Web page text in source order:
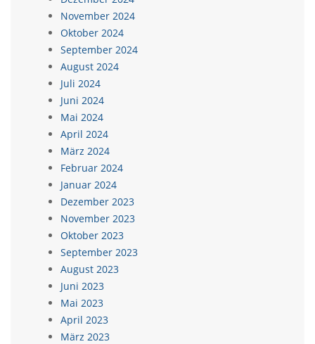
November 2024
Oktober 2024
September 2024
August 2024
Juli 2024
Juni 2024
Mai 2024
April 2024
März 2024
Februar 2024
Januar 2024
Dezember 2023
November 2023
Oktober 2023
September 2023
August 2023
Juni 2023
Mai 2023
April 2023
März 2023